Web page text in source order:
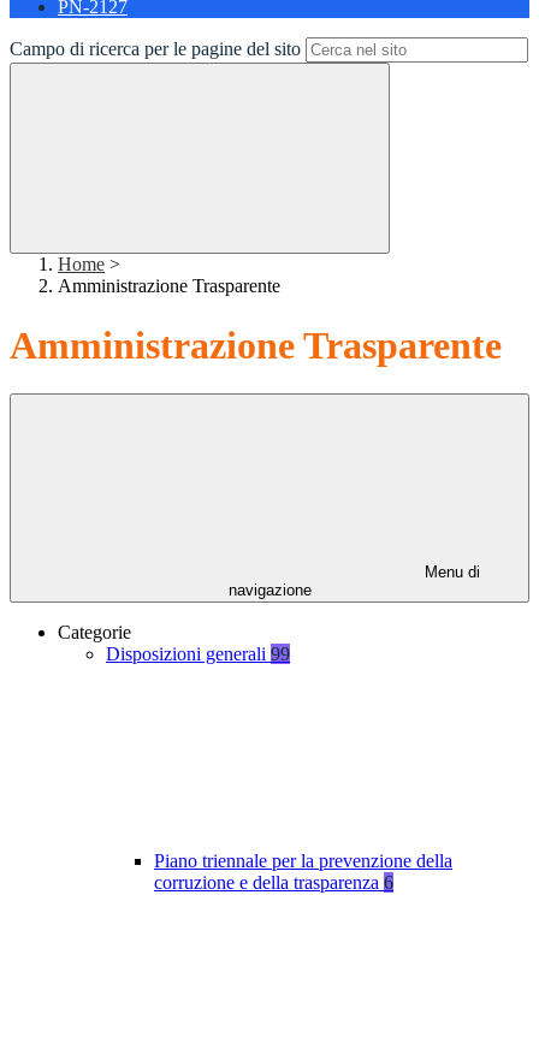
PN-2127
Campo di ricerca per le pagine del sito
Home >
Amministrazione Trasparente
Amministrazione Trasparente
Menu di
navigazione
Categorie
Disposizioni generali 99
Piano triennale per la prevenzione della
corruzione e della trasparenza 6